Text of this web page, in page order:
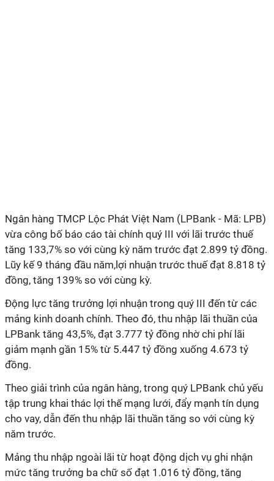
Ngân hàng TMCP Lộc Phát Việt Nam (LPBank - Mã: LPB)
vừa công bố báo cáo tài chính quý III với lãi trước thuế
tăng 133,7% so với cùng kỳ năm trước đạt 2.899 tỷ đồng.
Lũy kế 9 tháng đầu năm,lợi nhuận trước thuế đạt 8.818 tỷ
đồng, tăng 139% so với cùng kỳ.
Động lực tăng trưởng lợi nhuận trong quý III đến từ các
mảng kinh doanh chính. Theo đó, thu nhập lãi thuần của
LPBank tăng 43,5%, đạt 3.777 tỷ đồng nhờ chi phí lãi
giảm mạnh gần 15% từ 5.447 tỷ đồng xuống 4.673 tỷ
đồng.
Theo giải trình của ngân hàng, trong quý LPBank chủ yếu
tập trung khai thác lợi thế mạng lưới, đẩy mạnh tín dụng
cho vay, dẫn đến thu nhập lãi thuần tăng so với cùng kỳ
năm trước.
Mảng thu nhập ngoài lãi từ hoạt động dịch vụ ghi nhận
mức tăng trưởng ba chữ số đạt 1.016 tỷ đồng, tăng